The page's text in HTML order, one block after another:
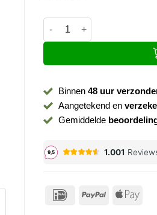
Badkraan
Binnen48 uur
Aangetekend en
Gemiddelde
IDeal PayPal